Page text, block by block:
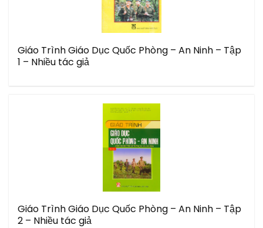
Giáo Trình Giáo Dục Quốc Phòng – An Ninh – Tập
1 – Nhiều tác giả
Giáo Trình Giáo Dục Quốc Phòng – An Ninh – Tập
2 – Nhiều tác giả